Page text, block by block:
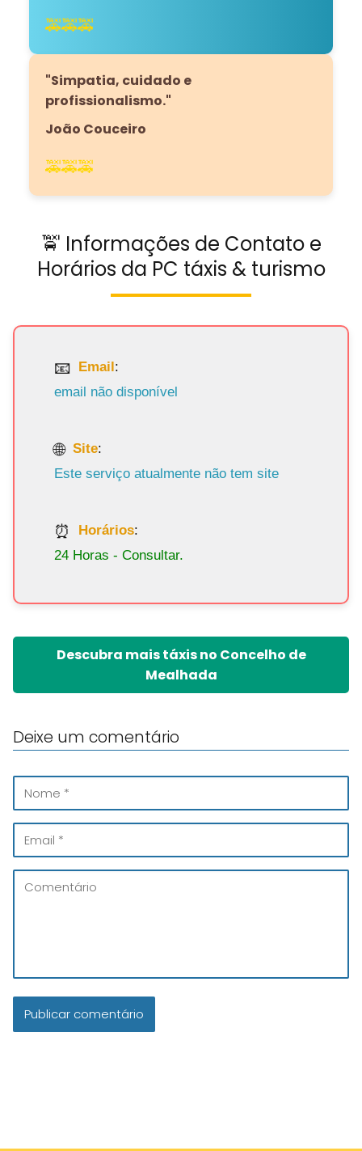
🚕🚕🚕
"Simpatia, cuidado e
profissionalismo."
João Couceiro
🚕🚕🚕
🚖 Informações de Contato e
Horários da PC táxis & turismo
Email:
email não disponível
Site:
Este serviço atualmente não tem site
Horários:
24 Horas - Consultar.
Descubra mais táxis no Concelho de
Mealhada
Deixe um comentário